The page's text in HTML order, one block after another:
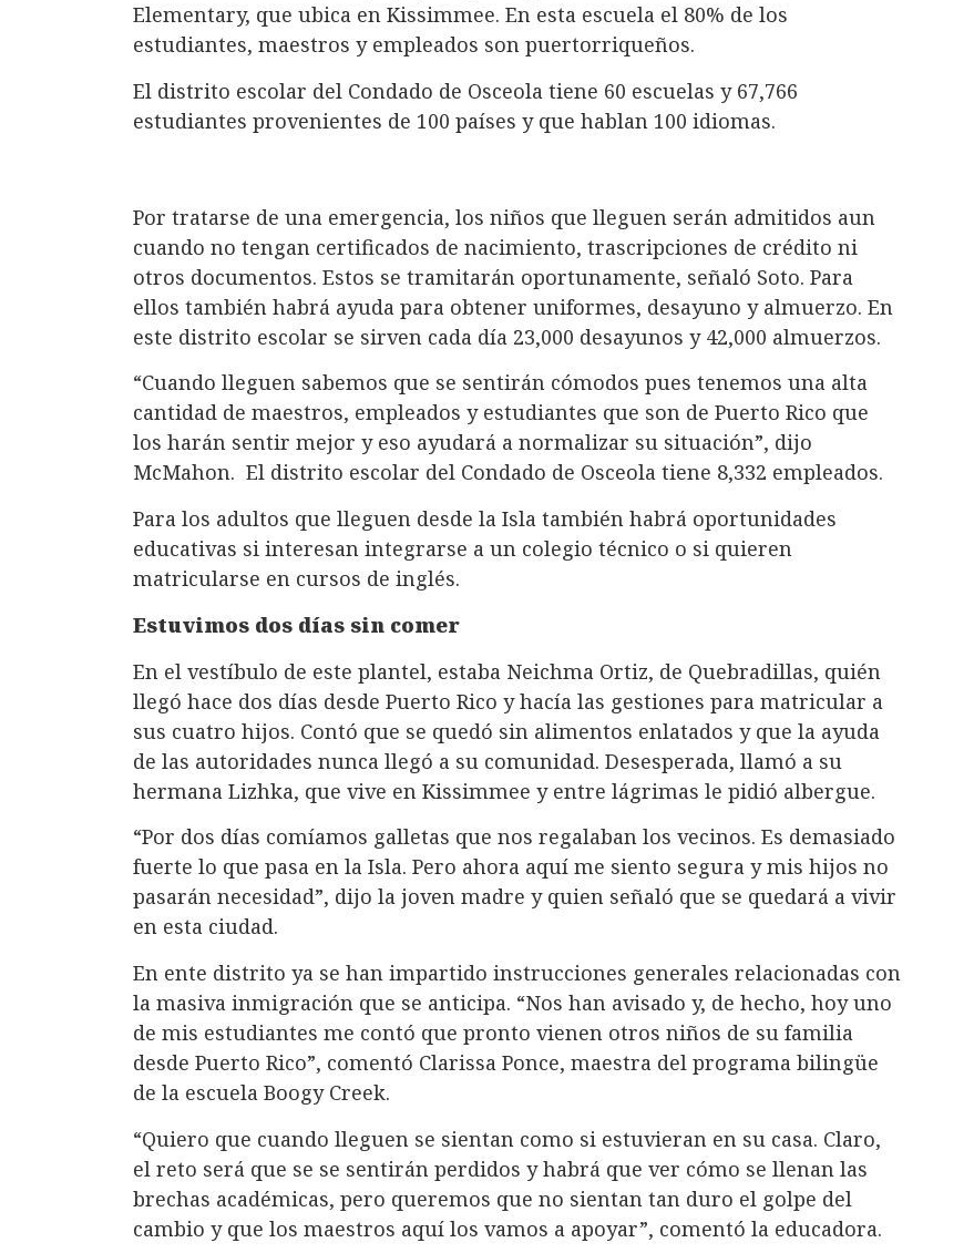
Elementary, que ubica en Kissimmee. En esta escuela el 80% de los
estudiantes, maestros y empleados son puertorriqueños.
El distrito escolar del Condado de Osceola tiene 60 escuelas y 67,766
estudiantes provenientes de 100 países y que hablan 100 idiomas.
Por tratarse de una emergencia, los niños que lleguen serán admitidos aun
cuando no tengan certificados de nacimiento, trascripciones de crédito ni
otros documentos. Estos se tramitarán oportunamente, señaló Soto. Para
ellos también habrá ayuda para obtener uniformes, desayuno y almuerzo. En
este distrito escolar se sirven cada día 23,000 desayunos y 42,000 almuerzos.
“Cuando lleguen sabemos que se sentirán cómodos pues tenemos una alta
cantidad de maestros, empleados y estudiantes que son de Puerto Rico que
los harán sentir mejor y eso ayudará a normalizar su situación”, dijo
McMahon. El distrito escolar del Condado de Osceola tiene 8,332 empleados.
Para los adultos que lleguen desde la Isla también habrá oportunidades
educativas si interesan integrarse a un colegio técnico o si quieren
matricularse en cursos de inglés.
Estuvimos dos días sin comer
En el vestíbulo de este plantel, estaba Neichma Ortiz, de Quebradillas, quién
llegó hace dos días desde Puerto Rico y hacía las gestiones para matricular a
sus cuatro hijos. Contó que se quedó sin alimentos enlatados y que la ayuda
de las autoridades nunca llegó a su comunidad. Desesperada, llamó a su
hermana Lizhka, que vive en Kissimmee y entre lágrimas le pidió albergue.
“Por dos días comíamos galletas que nos regalaban los vecinos. Es demasiado
fuerte lo que pasa en la Isla. Pero ahora aquí me siento segura y mis hijos no
pasarán necesidad”, dijo la joven madre y quien señaló que se quedará a vivir
en esta ciudad.
En ente distrito ya se han impartido instrucciones generales relacionadas con
la masiva inmigración que se anticipa. “Nos han avisado y, de hecho, hoy uno
de mis estudiantes me contó que pronto vienen otros niños de su familia
desde Puerto Rico”, comentó Clarissa Ponce, maestra del programa bilingüe
de la escuela Boogy Creek.
“Quiero que cuando lleguen se sientan como si estuvieran en su casa. Claro,
el reto será que se se sentirán perdidos y habrá que ver cómo se llenan las
brechas académicas, pero queremos que no sientan tan duro el golpe del
cambio y que los maestros aquí los vamos a apoyar”, comentó la educadora.